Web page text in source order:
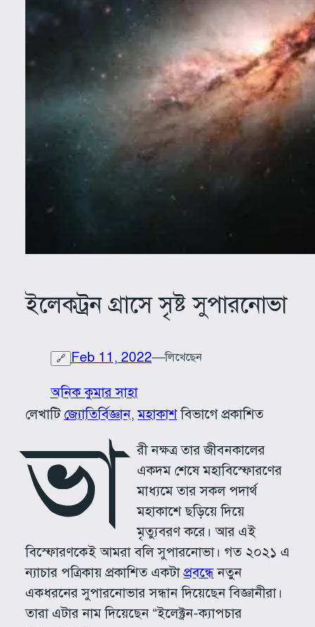
ইলেকট্রন গ্রাসে সৃষ্ট সুপারনোভা
🔗 Feb 11, 2022—লিখেছেন
অনিক কুমার সাহা
লেখাটিজ্যোতির্বিজ্ঞান, মহাকাশবিভাগে প্রকাশিত
ভা
রী নক্ষত্র তার জীবনকালের
একদম শেষে মহাবিস্ফোরণের
মাধ্যমে তার সকল পদার্থ
মহাকাশে ছড়িয়ে দিয়ে
মৃত্যুবরণ করে। আর এই
বিস্ফোরণকেই আমরা বলি সুপারনোভা। গত ২০২১ এ
ন্যাচার পত্রিকায় প্রকাশিত একটাপ্রবন্ধেনতুন
একধরনের সুপারনোভার সন্ধান দিয়েছেন বিজ্ঞানীরা।
তারা এটার নাম দিয়েছেন “ইলেক্ট্রন-ক্যাপচার